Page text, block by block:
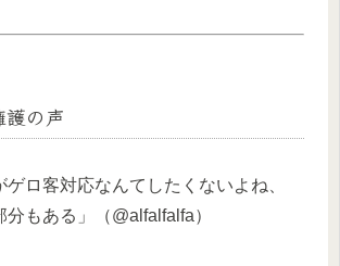
護の声
ゲロ客対応なんてしたくないよね、
分もある」（@alfalfalfa）